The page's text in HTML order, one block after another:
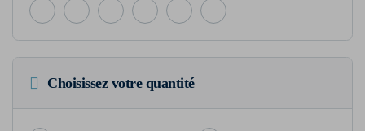
Choisissez votre quantité